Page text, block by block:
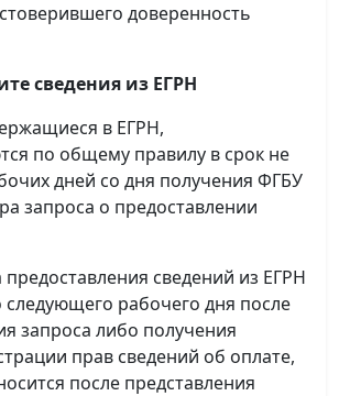
доверенность
сведения из ЕГРН
в ЕГРН,
по общему правилу в срок не
дней со дня получения ФГБУ
запроса о предоставлении
предоставления сведений из ЕГРН
следующего рабочего дня после
запроса либо получения
прав сведений об оплате,
после представления